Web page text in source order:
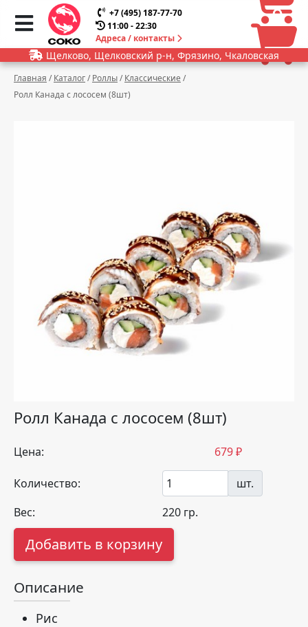
+7 (495) 187-77-70
11:00 - 22:30
Адреса / контакты
0
0
Щелково, Щелковский р-н, Фрязино, Чкаловская
Главная / Каталог/ Роллы/ Классические /
Ролл Канада с лососем (8шт)
Ролл Канада с лососем (8шт)
Цена: 679₽
Количество:
шт.
Вес:
220 гр.
Добавить в корзину
Описание
Рис